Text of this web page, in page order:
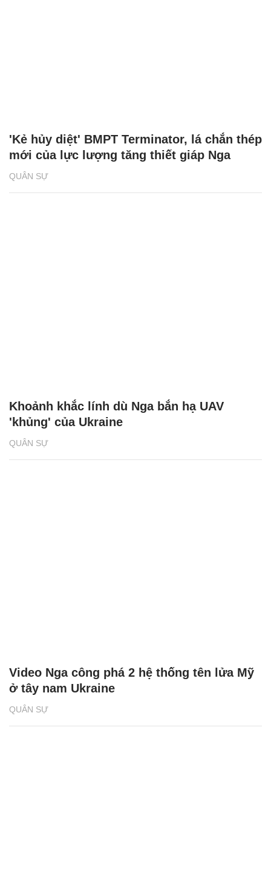
QUÂN SỰ
'Kẻ hủy diệt' BMPT Terminator, lá chắn thép
mới của lực lượng tăng thiết giáp Nga
QUÂN SỰ
Khoảnh khắc lính dù Nga bắn hạ UAV
'khủng' của Ukraine
QUÂN SỰ
Video Nga công phá 2 hệ thống tên lửa Mỹ
ở tây nam Ukraine